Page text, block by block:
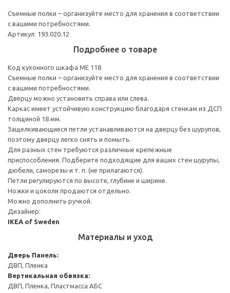
Съемные полки – организуйте место для хранения в соответствии
с вашими потребностями.
Артикул: 193.020.12
Подробнее о товаре
Код кухонного шкафа ME 118
Съемные полки – организуйте место для хранения в соответствии
с вашими потребностями.
Дверцу можно установить справа или слева.
Каркас имеет устойчивую конструкцию благодаря стенкам из ДСП
толщиной 18 мм.
Защелкивающиеся петли устанавливаются на дверцу без шурупов,
поэтому дверцу легко снять и помыть.
Для разных стен требуются различные крепежные
приспособления. Подберите подходящие для ваших стен шурупы,
дюбели, саморезы и т. п. (не прилагаются).
Петли регулируются по высоте, глубине и ширине.
Ножки и цоколи продаются отдельно.
Можно дополнить ручкой.
Дизайнер:
IKEA of Sweden
Материалы и уход
Дверь Панель:
ДВП, Пленка
Вертикальная обвязка:
ДВП, Пленка, Пластмасса АБС